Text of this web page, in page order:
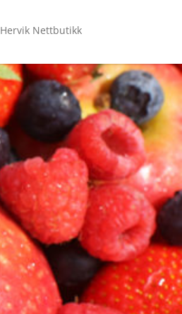
Hervik Nettbutikk